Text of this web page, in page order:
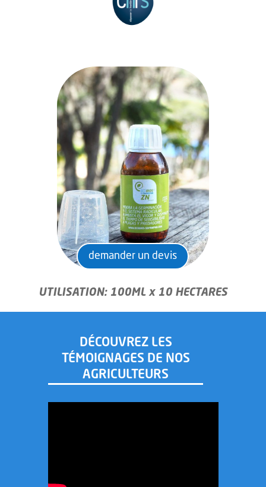
demander un devis
UTILISATION: 100ML x 10 HECTARES
DÉCOUVREZ LES
TÉMOIGNAGES DE NOS
AGRICULTEURS